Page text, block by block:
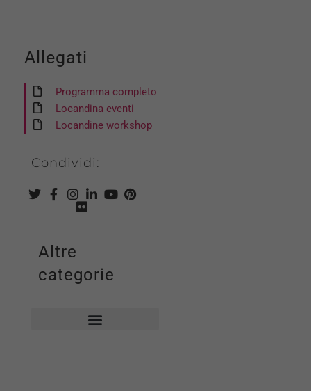
Allegati
Programma completo
Locandina eventi
Locandine workshop
Condividi:
Altre
categorie